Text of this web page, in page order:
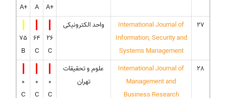
A+
A
A+
27
International Journal of
Information, Security and
Systems Management
واحد الکترونیکی
26
C
64
C
75
B
28
International Journal of
Management and
Business Research
علوم و تحقیقات
تهران
0
C
0
C
0
C